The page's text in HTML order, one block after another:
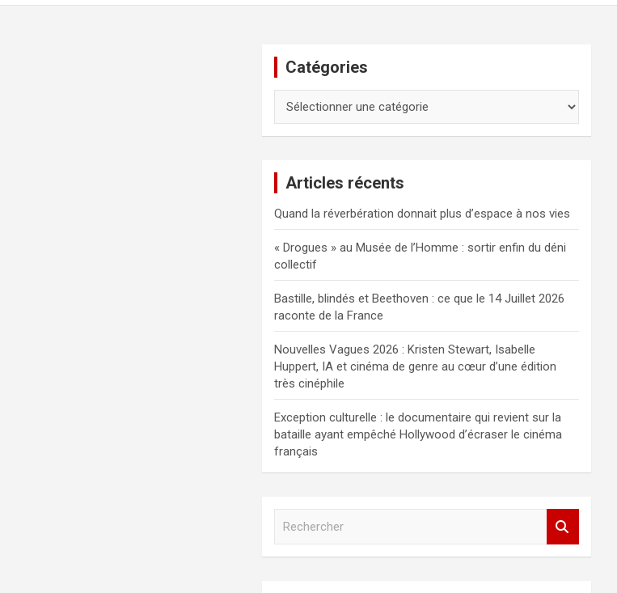
Catégories
Articles récents
Quand la réverbération donnait plus d’espace à nos vies
« Drogues » au Musée de l’Homme : sortir enfin du déni
collectif
Bastille, blindés et Beethoven : ce que le 14 Juillet 2026
raconte de la France
Nouvelles Vagues 2026 : Kristen Stewart, Isabelle
Huppert, IA et cinéma de genre au cœur d’une édition
très cinéphile
Exception culturelle : le documentaire qui revient sur la
bataille ayant empêché Hollywood d’écraser le cinéma
français